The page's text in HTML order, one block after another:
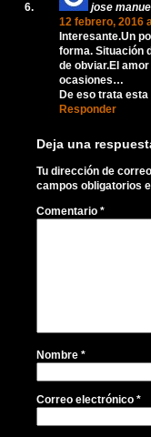
jose
12 febrero, 2016
Interesante.Un
forma. Situación
de obviar.El
ocasiones…
De eso trata
Responder
Deja una
Tu dirección de
campos obligatorios
Comentario *
Nombre *
Correo electrónico *